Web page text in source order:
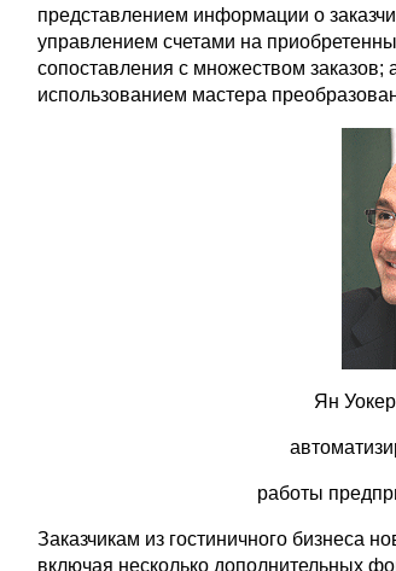
представлением информации о
управлением счетами на
сопоставления с множеством
использованием мастера
Ян
работы
Заказчикам из гостиничного бизнеса
включая несколько дополнительных